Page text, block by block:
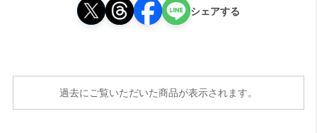
シェアする
過去にご覧いただいた商品が表示されます。